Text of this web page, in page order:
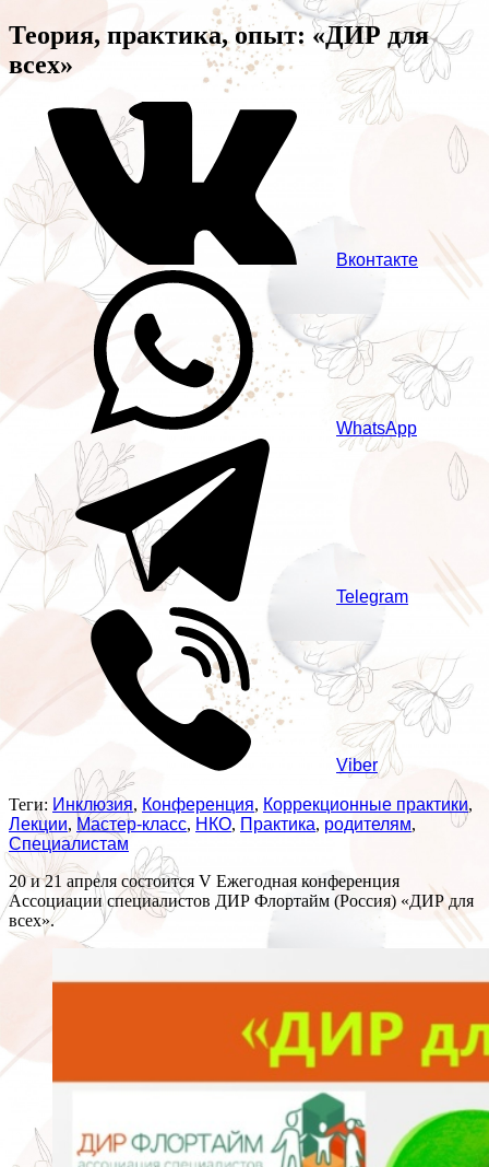
Теория, практика, опыт: «ДИР для
всех»
Вконтакте
WhatsApp
Telegram
Viber
Теги: Инклюзия, Конференция, Коррекционные практики,
Лекции, Мастер-класс, НКО, Практика, родителям,
Специалистам
20 и 21 апреля состоится V Ежегодная конференция
Ассоциации специалистов ДИР Флортайм (Россия) «ДИР для
всех».